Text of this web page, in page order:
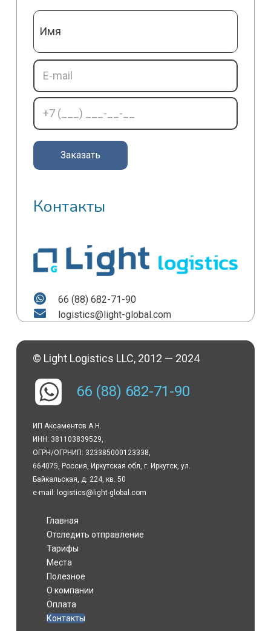
Контакты
66 (88) 682-71-90
logistics@light-global.com
© Light Logistics LLC, 2012 — 2024
66 (88) 682-71-90
ИП Аксаментов А.Н.
ИНН: 381103839529,
ОГРН/ОГРНИП: 323385000123338,
664075, Россия, Иркутская обл, г. Иркутск, ул.
Байкальская, д. 224, кв. 50
e-mail: logistics@light-global.com
Главная
Отследить отправление
Тарифы
Места
Полезное
О компании
Оплата
Контакты